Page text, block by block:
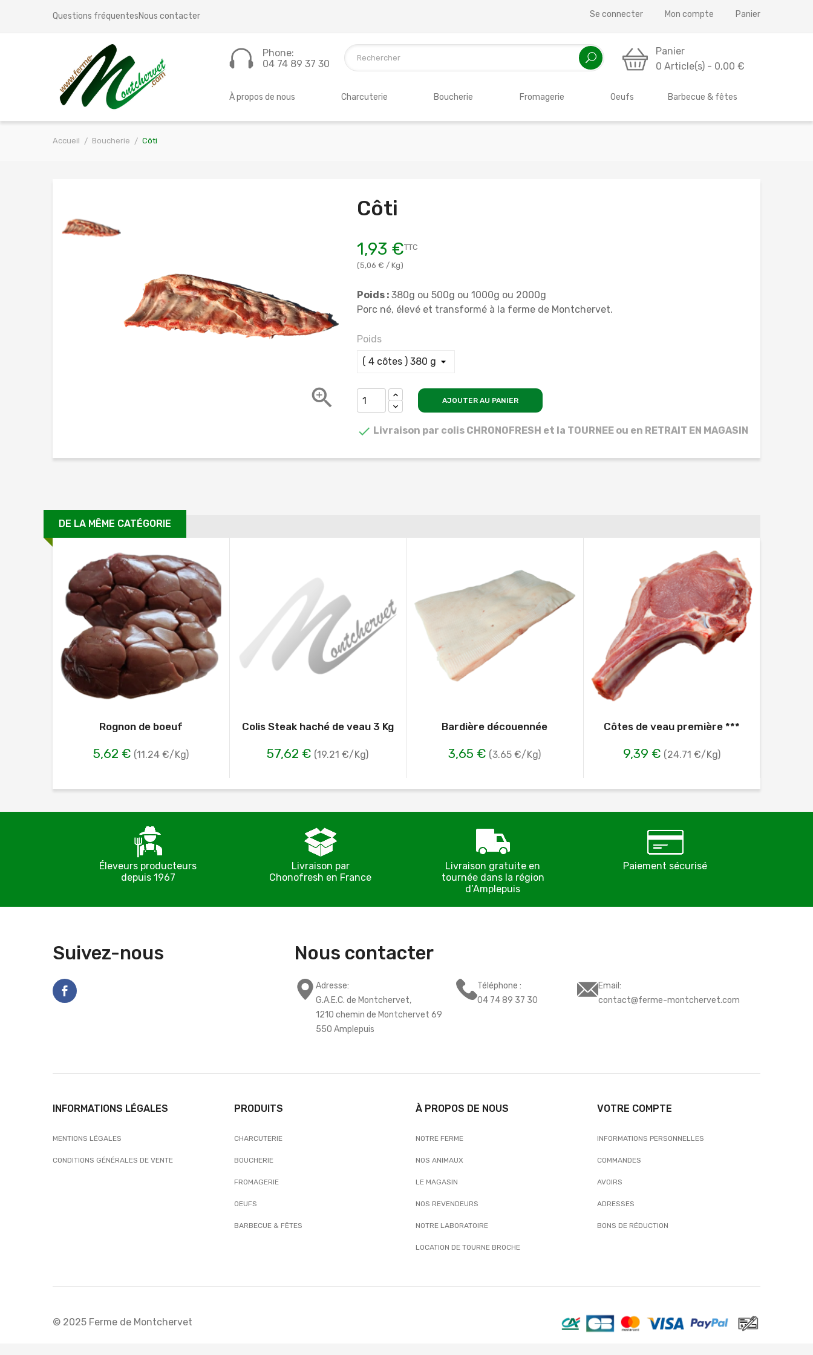
Questions fréquentesNous contacter Se connecter Mon compte Panier
Panier
0 Article(s) - 0,00 €
Phone:
04 74 89 37 30
À propos de nous Charcuterie Boucherie Fromagerie Oeufs Barbecue & fêtes
Accueil Boucherie Côti

Côti
1,93 €
(5,06 € / Kg)
TTC
Poids : 380g ou 500g ou 1000g ou 2000g
Porc né, élevé et transformé à la ferme de Montchervet.
Poids
AJOUTER AU PANIER
 Livraison par colis CHRONOFRESH et la TOURNEE ou en RETRAIT EN MAGASIN
DE LA MÊME CATÉGORIE
Rognon de boeuf
5,62 € (11.24 €/Kg)
Colis Steak haché de veau 3 Kg
57,62 € (19.21 €/Kg)
Bardière découennée
3,65 € (3.65 €/Kg)
Côtes de veau première ***
9,39 € (24.71 €/Kg)
Éleveurs producteurs
depuis 1967
Livraison par
Chonofresh en France
Livraison gratuite en
tournée dans la région
d’Amplepuis
Paiement sécurisé
Suivez-nous Nous contacter
Adresse:
G.A.E.C. de Montchervet,
1210 chemin de Montchervet 69
550 Amplepuis
Téléphone :
04 74 89 37 30
Email:
contact@ferme-montchervet.com
INFORMATIONS LÉGALES
MENTIONS LÉGALES
CONDITIONS GÉNÉRALES DE VENTE
PRODUITS
CHARCUTERIE
BOUCHERIE
FROMAGERIE
OEUFS
BARBECUE & FÊTES
À PROPOS DE NOUS
NOTRE FERME
NOS ANIMAUX
LE MAGASIN
NOS REVENDEURS
NOTRE LABORATOIRE
LOCATION DE TOURNE BROCHE
VOTRE COMPTE
INFORMATIONS PERSONNELLES
COMMANDES
AVOIRS
ADRESSES
BONS DE RÉDUCTION
© 2025 Ferme de Montchervet